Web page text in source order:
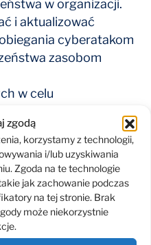
zgodą
korzystamy z technologii,
i/lub uzyskiwania
Zgoda na te technologie
jak zachowanie podczas
na tej stronie. Brak
może niekorzystnie
w organizacji.
i aktualizować
cyberatakom
zasobom
w celu
zebrane na temat
szkoleń z zakresu
świadomości
zagrożeń
atakom.
IT, aby uzyskać